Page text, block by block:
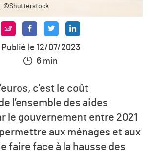
©Shutterstock
Publié le 12/07/2023
6 min
c’est le coût
l’ensemble des aides
le gouvernement entre 2021
aux ménages et aux
faire face à la hausse des